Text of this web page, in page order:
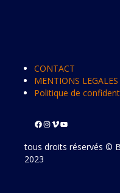
CONTACT
MENTIONS LEGALES
Politique de
tous droits réservés ©
2023